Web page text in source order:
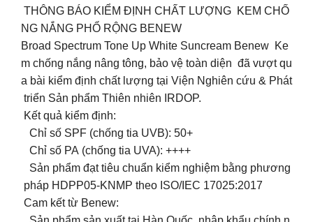
THÔNG BÁO KIỂM ĐỊNH CHẤT LƯỢNG KEM CHỐ
NG NẮNG PHỔ RỘNG BENEW
Broad Spectrum Tone Up White Suncream Benew Ke
m chống nắng nâng tông, bảo vệ toàn diện đã vượt qu
a bài kiểm định chất lượng tại Viện Nghiên cứu & Phát
triển Sản phẩm Thiên nhiên IRDOP.
Kết quả kiểm định:
Chỉ số SPF (chống tia UVB): 50+
Chỉ số PA (chống tia UVA): ++++
Sản phẩm đạt tiêu chuẩn kiểm nghiệm bằng phương
pháp HDPP05-KNMP theo ISO/IEC 17025:2017
Cam kết từ Benew: